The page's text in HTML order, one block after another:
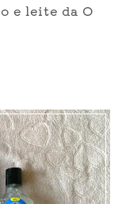
e leite da O